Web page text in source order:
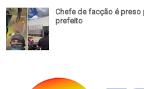
Chefe de facção é preso
prefeito